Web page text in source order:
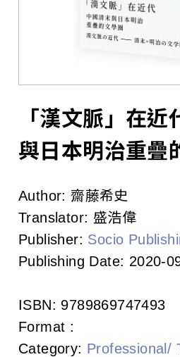
h
r
A
s
s
o
c
「漢文脈」在
與日本明治重疊
Author:齋藤希史
Translator: 盛浩偉
Publisher: Socio
Publishing Date: 2020-
ISBN: 9789869747493
Format :
Category: Professional/